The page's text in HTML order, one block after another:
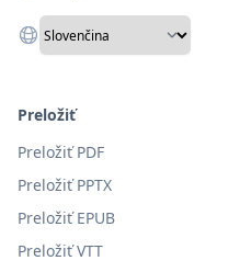
Preložiť
Preložiť PDF
Preložiť PPTX
Preložiť EPUB
Preložiť VTT